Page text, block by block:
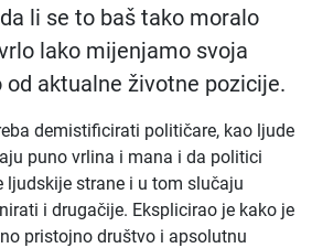
li se to baš tako moralo
lako mijenjamo svoja
od aktualne životne pozicije.
demistificirati političare, kao ljude
puno vrlina i mana i da politici
ljudskije strane i u tom slučaju
i drugačije. Eksplicirao je kako je
pristojno društvo i apsolutnu